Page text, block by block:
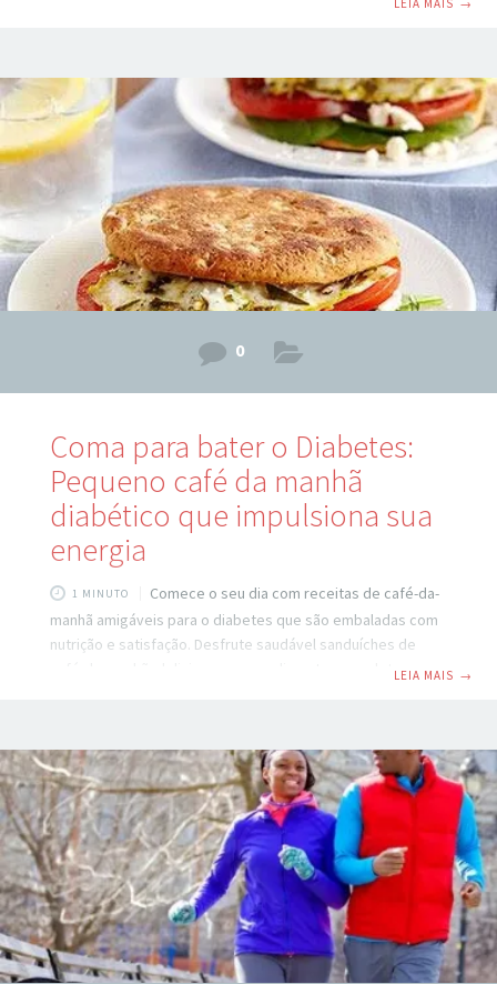
saudáveis, como a banha, o óleo de soja, pode ser uma
adição saudável à sua dieta. Conteúdo de gordura
LEIA MAIS →
0
Coma para bater o Diabetes:
Pequeno café da manhã
diabético que impulsiona sua
energia
1 MINUTO
Comece o seu dia com receitas de café-da-
manhã amigáveis ​​para o diabetes que são embaladas com
nutrição e satisfação. Desfrute saudável sanduíches de
café-da-manhã, deliciosos super-alimentos, omeletes,
azeite 1 colher de sopa de alecrim fresco cortado ou 1/2
colher de chá de alecrim seco, esmagado 4 ovos 2 xícaras
de folhas de bebê espinafre 1
LEIA MAIS →